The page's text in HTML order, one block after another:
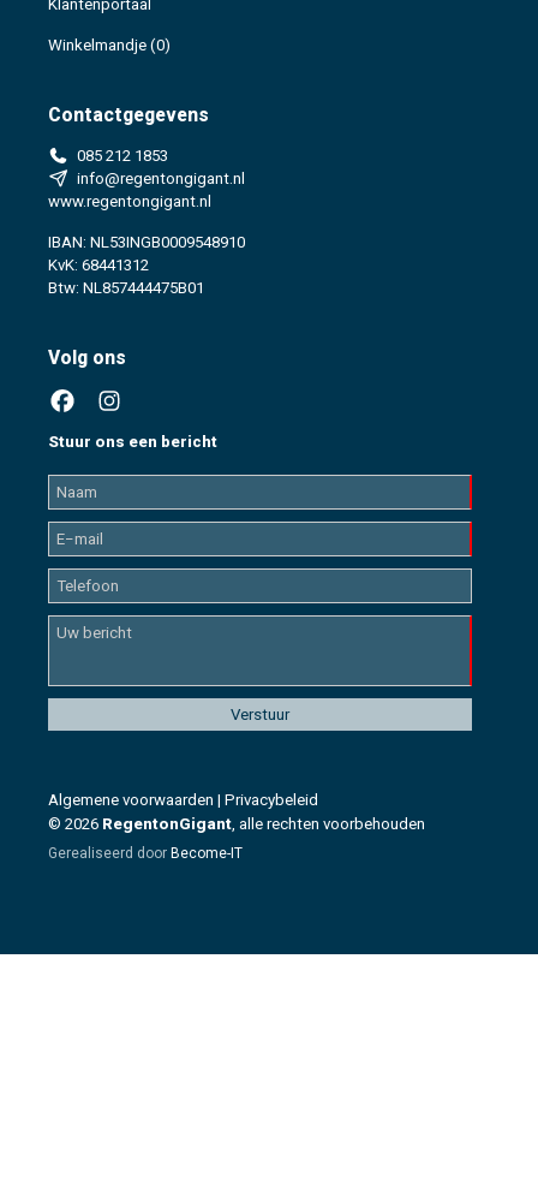
Klantenportaal
Winkelmandje (0)
Contactgegevens
085 212 1853
info@regentongigant.nl
www.regentongigant.nl
IBAN: NL53INGB0009548910
KvK: 68441312
Btw: NL857444475B01
Volg ons
Stuur ons een bericht
Algemene voorwaarden | Privacybeleid
© 2026 RegentonGigant, alle rechten voorbehouden
Gerealiseerd door Become-IT